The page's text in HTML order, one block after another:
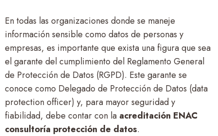
En todas las organizaciones donde se maneje
información sensible como datos de personas y
empresas, es importante que exista una figura que sea
el garante del cumplimiento del Reglamento General
de Protección de Datos (RGPD). Este garante se
conoce como Delegado de Protección de Datos (data
protection officer) y, para mayor seguridad y
fiabilidad, debe contar con la acreditación ENAC
consultoría protección de datos.